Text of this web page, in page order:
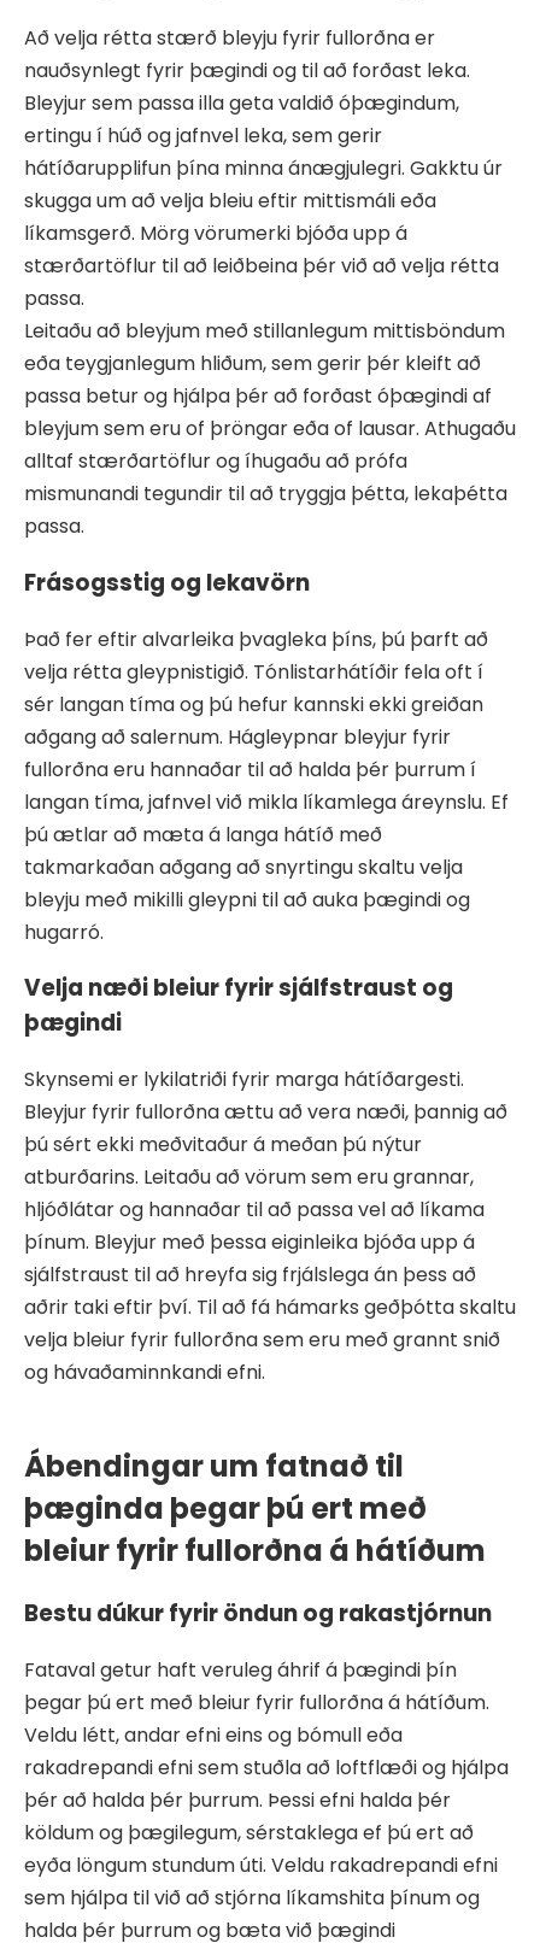
Að velja rétta stærð bleyju fyrir fullorðna er
nauðsynlegt fyrir þægindi og til að forðast leka.
Bleyjur sem passa illa geta valdið óþægindum,
ertingu í húð og jafnvel leka, sem gerir
hátíðarupplifun þína minna ánægjulegri. Gakktu úr
skugga um að velja bleiu eftir mittismáli eða
líkamsgerð. Mörg vörumerki bjóða upp á
stærðartöflur til að leiðbeina þér við að velja rétta
passa.
Leitaðu að bleyjum með stillanlegum mittisböndum
eða teygjanlegum hliðum, sem gerir þér kleift að
passa betur og hjálpa þér að forðast óþægindi af
bleyjum sem eru of þröngar eða of lausar. Athugaðu
alltaf stærðartöflur og íhugaðu að prófa
mismunandi tegundir til að tryggja þétta, lekaþétta
passa.
Frásogsstig og lekavörn
Það fer eftir alvarleika þvagleka þíns, þú þarft að
velja rétta gleypnistigið. Tónlistarhátíðir fela oft í
sér langan tíma og þú hefur kannski ekki greiðan
aðgang að salernum. Hágleypnar bleyjur fyrir
fullorðna eru hannaðar til að halda þér þurrum í
langan tíma, jafnvel við mikla líkamlega áreynslu. Ef
þú ætlar að mæta á langa hátíð með
takmarkaðan aðgang að snyrtingu skaltu velja
bleyju með mikilli gleypni til að auka þægindi og
hugarró.
Velja næði bleiur fyrir sjálfstraust og
þægindi
Skynsemi er lykilatriði fyrir marga hátíðargesti.
Bleyjur fyrir fullorðna ættu að vera næði, þannig að
þú sért ekki meðvitaður á meðan þú nýtur
atburðarins. Leitaðu að vörum sem eru grannar,
hljóðlátar og hannaðar til að passa vel að líkama
þínum. Bleyjur með þessa eiginleika bjóða upp á
sjálfstraust til að hreyfa sig frjálslega án þess að
aðrir taki eftir því. Til að fá hámarks geðþótta skaltu
velja bleiur fyrir fullorðna sem eru með grannt snið
og hávaðaminnkandi efni.
Ábendingar um fatnað til
þæginda þegar þú ert með
bleiur fyrir fullorðna á hátíðum
Bestu dúkur fyrir öndun og rakastjórnun
Fataval getur haft veruleg áhrif á þægindi þín
þegar þú ert með bleiur fyrir fullorðna á hátíðum.
Veldu létt, andar efni eins og bómull eða
rakadrepandi efni sem stuðla að loftflæði og hjálpa
þér að halda þér þurrum. Þessi efni halda þér
köldum og þægilegum, sérstaklega ef þú ert að
eyða löngum stundum úti. Veldu rakadrepandi efni
sem hjálpa til við að stjórna líkamshita þínum og
halda þér þurrum og bæta við þægindi